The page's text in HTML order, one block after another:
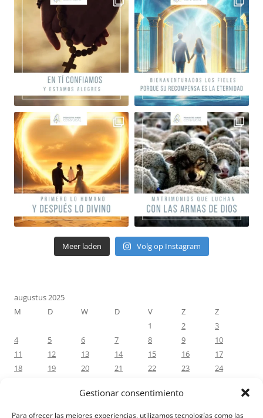
Gestionar consentimiento
Para ofrecer las mejores experiencias, utilizamos tecnologías como las
Meer laden Volg op Instagram
augustus 2025
M
D W D V Z
Z
1
2
3
4
5 6 7 8 9
10
11
12 13 14 15 16
17
18
19 20 21 22 23
24